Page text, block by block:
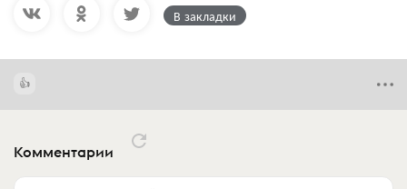
В закладки
Комментарии